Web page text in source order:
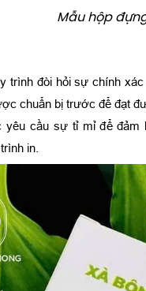
Mẫu hộp
trình đòi hỏi sự chính
chuẩn bị trước để đạt
yêu cầu sự tỉ mỉ để đảm
in.